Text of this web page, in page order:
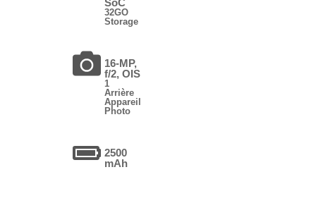
SoC
32GO
Storage
16-MP,
f/2, OIS
1
Arrière
Appareil
Photo
2500
mAh